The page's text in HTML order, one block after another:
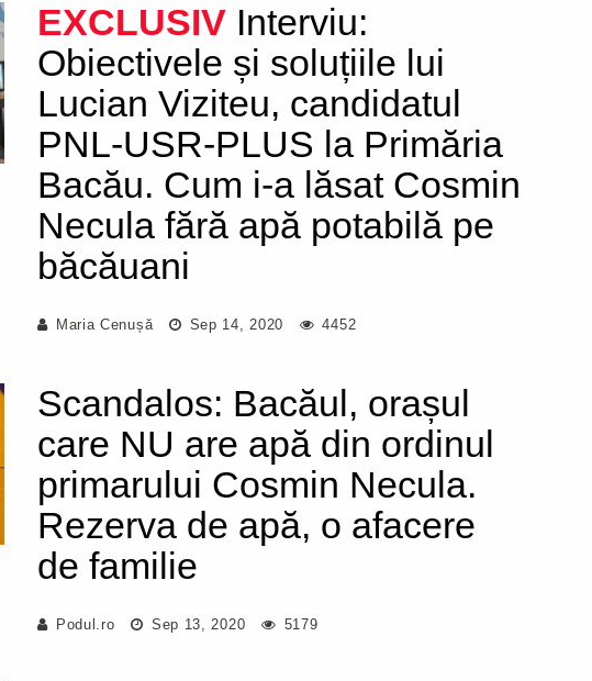
EXCLUSIV Interviu:
Obiectivele și soluțiile lui
Lucian Viziteu, candidatul
PNL-USR-PLUS la Primăria
Bacău. Cum i-a lăsat Cosmin
Necula fără apă potabilă pe
băcăuani
Maria Cenușă Sep 14, 2020 4452
Scandalos: Bacăul, orașul
care NU are apă din ordinul
primarului Cosmin Necula.
Rezerva de apă, o afacere
de familie
Podul.ro Sep 13, 2020 5179